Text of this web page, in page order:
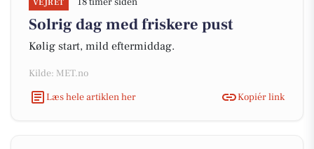
VEJRET
Solrig dag med friskere pust
Kølig start, mild eftermiddag.
Kilde: MET.no
Læs hele artiklen her
Kopiér link